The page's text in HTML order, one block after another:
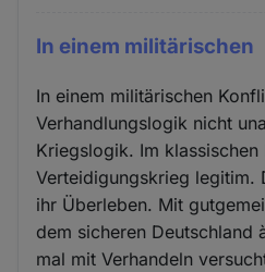
In einem militärischen
In einem militärischen
Verhandlungslogik nicht
Kriegslogik. Im
Verteidigungskrieg legitim.
ihr Überleben. Mit
dem sicheren Deutschland
mal mit Verhandeln